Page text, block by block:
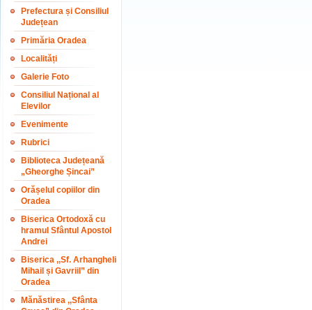
Prefectura și Consiliul
Județean
Primăria Oradea
Localități
Galerie Foto
Consiliul Național al
Elevilor
Evenimente
Rubrici
Biblioteca Județeană
„Gheorghe Șincai”
Orășelul copiilor din
Oradea
Biserica Ortodoxă cu
hramul Sfântul Apostol
Andrei
Biserica ,,Sf. Arhangheli
Mihail și Gavriil” din
Oradea
Mănăstirea ,,Sfânta